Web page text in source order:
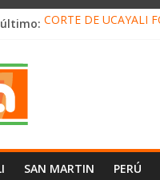
CORTE DE UCAYALI
SAN MARTIN PERÚ